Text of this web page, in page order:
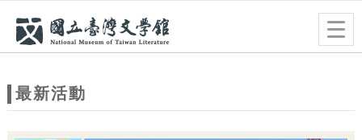
站最新活動